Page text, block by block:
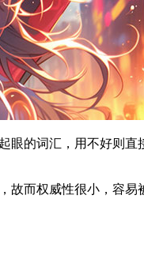
的词汇，用不好则
故而权威性很小，容易